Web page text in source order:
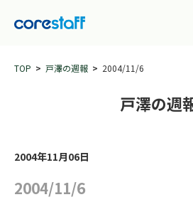
TOP 戸澤の週報 2004/11/6
戸澤の週
2004年11月06日
2004/11/6